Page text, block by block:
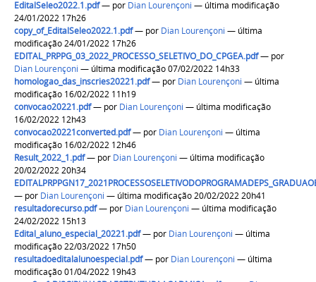
EditalSeleo2022.1.pdf— por Dian Lourençoni — última modificação
24/01/2022 17h26
copy_of_EditalSeleo2022.1.pdf— por Dian Lourençoni — última
modificação 24/01/2022 17h26
EDITAL_PRPPG_03_2022_PROCESSO_SELETIVO_DO_CPGEA.pdf— por
Dian Lourençoni — última modificação 07/02/2022 14h33
homologao_das_inscries20221.pdf— por Dian Lourençoni — última
modificação 16/02/2022 11h19
convocao20221.pdf— por Dian Lourençoni — última modificação
16/02/2022 12h43
convocao20221converted.pdf— por Dian Lourençoni — última
modificação 16/02/2022 12h46
Result_2022_1.pdf— por Dian Lourençoni — última modificação
20/02/2022 20h34
— por Dian Lourençoni — última modificação 20/02/2022 20h41
resultadorecurso.pdf— por Dian Lourençoni — última modificação
24/02/2022 15h13
Edital_aluno_especial_20221.pdf— por Dian Lourençoni — última
modificação 22/03/2022 17h50
resultadoeditalalunoespecial.pdf— por Dian Lourençoni — última
modificação 01/04/2022 19h43